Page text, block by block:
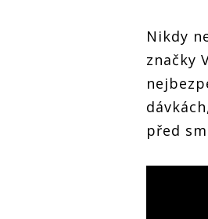
Nikdy
značky
před